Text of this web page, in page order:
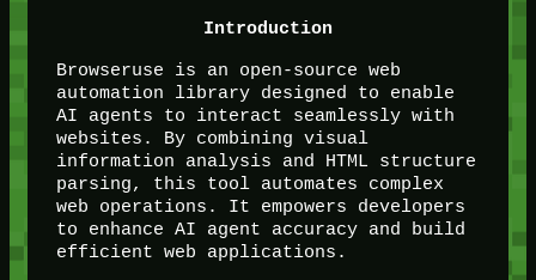
Introduction
Browseruse is an open-source web
automation library designed to enable
AI agents to interact seamlessly with
websites. By combining visual
information analysis and HTML structure
parsing, this tool automates complex
web operations. It empowers developers
to enhance AI agent accuracy and build
efficient web applications.